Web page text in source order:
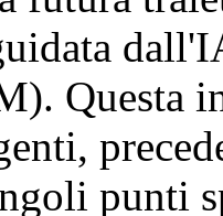
Questa
punti